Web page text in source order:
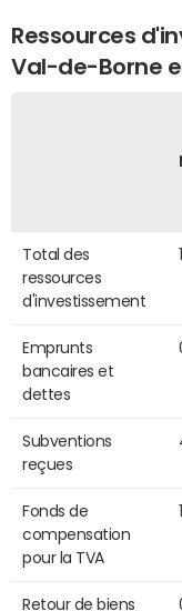
Ressources
Val-de-Borne
Total des
ressources
d'investissement
Emprunts
bancaires et
dettes
Subventions
reçues
Fonds de
compensation
pour la TVA
Retour de biens